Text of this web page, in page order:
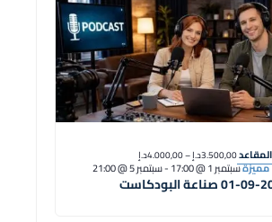
صناعة البودكاست
مميزةسبتمبر 1 @ 17:00 -سبتمبر 5 @ 21:00
3.500,00د.إ – 4.000,00د.إ